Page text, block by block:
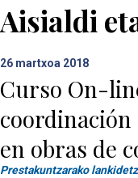
Aisialdi
26 martxoa 2018
Curso On-
coordinación
en obras de
Prestakuntzarako